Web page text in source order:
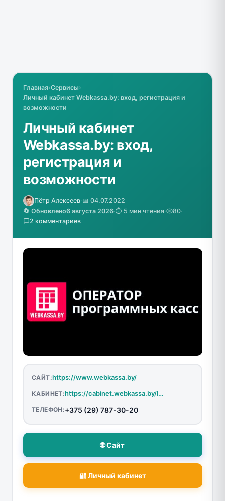
Главная›Сервисы›
Личный кабинет Webkassa.by: вход, регистрация и
возможности
Личный кабинет
Webkassa.by: вход,
регистрация и
возможности
Пётр Алексеев·📅 04.07.2022
🔄 Обновлено6 августа 2026·⏱️ 5 мин чтения· 80·
2 комментариев
САЙТ:https://www.webkassa.by/
КАБИНЕТ: https://cabinet.webkassa.by/login
ТЕЛЕФОН:+375 (29) 787-30-20
🌐 Сайт
🔐 Личный кабинет